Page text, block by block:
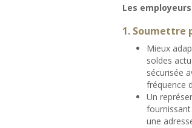
Les
1. Soumettre
Mieux
soldes
sécurisée
fréquence
Un
une